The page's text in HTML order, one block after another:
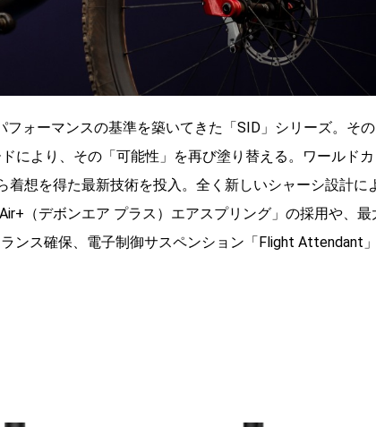
ォーマンスの基準を築いてきた「SID」シリーズ。その
により、その「可能性」を再び塗り替える。ワールドカ
想を得た最新技術を投入。全く新しいシャーシ設計に
（デボンエア プラス）エアスプリング」の採用や、最
ンス確保、電子制御サスペンション「Flight Attendant